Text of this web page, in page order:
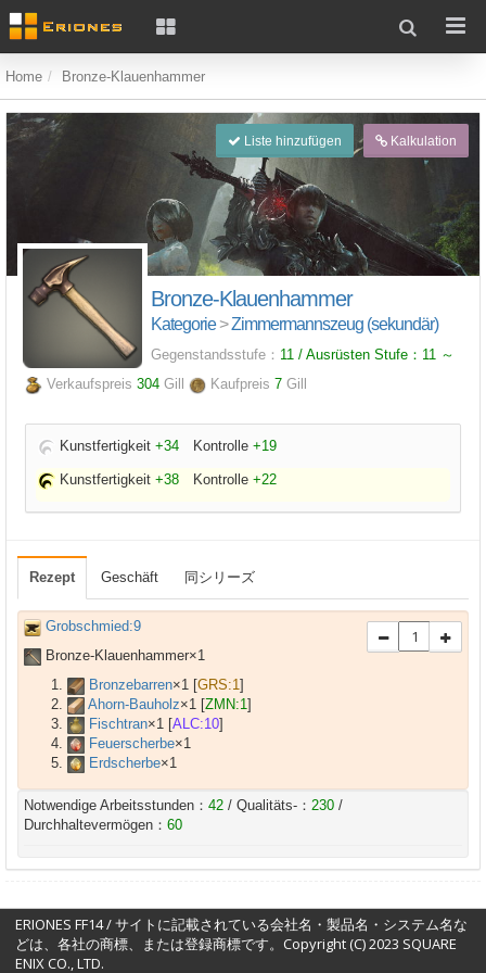
Home Bronze-Klauenhammer
Liste hinzufügen Kalkulation
Bronze-Klauenhammer
Kategorie>Zimmermannszeug (sekundär)
Gegenstandsstufe： 11 / Ausrüsten Stufe： 11 ～
Verkaufspreis 304 Gill Kaufpreis 7 Gill
Kunstfertigkeit +34 Kontrolle +19
Kunstfertigkeit +38 Kontrolle +22
Rezept Geschäft 同シリーズ
Grobschmied:9
Bronze-Klauenhammer×1
Bronzebarren×1 [GRS:1]
Ahorn-Bauholz×1 [ZMN:1]
Fischtran×1 [ALC:10]
Feuerscherbe×1
Erdscherbe×1
Notwendige Arbeitsstunden： 42 / Qualitäts-： 230 /
Durchhaltevermögen： 60
ERIONES FF14 / サイトに記載されている会社名・製品名・システム名な
どは、各社の商標、または登録商標です。Copyright (C) 2023 SQUARE
ENIX CO., LTD.